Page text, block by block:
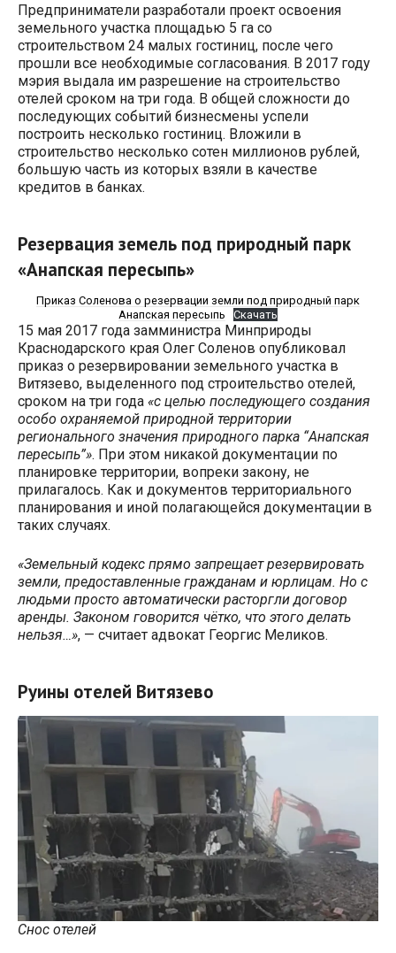
Предприниматели разработали проект освоения
земельного участка площадью 5 га со
строительством 24 малых гостиниц, после чего
прошли все необходимые согласования. В 2017 году
мэрия выдала им разрешение на строительство
отелей сроком на три года. В общей сложности до
последующих событий бизнесмены успели
построить несколько гостиниц. Вложили в
строительство несколько сотен миллионов рублей,
большую часть из которых взяли в качестве
кредитов в банках.
Резервация земель под природный парк
«Анапская пересыпь»
Приказ Соленова о резервации земли под природный парк
Анапская пересыпь
Скачать
15 мая 2017 года замминистра Минприроды
Краснодарского края Олег Соленов опубликовал
приказ о резервировании земельного участка в
Витязево, выделенного под строительство отелей,
сроком на три года «с целью последующего создания
особо охраняемой природной территории
регионального значения природного парка “Анапская
пересыпь”». При этом никакой документации по
планировке территории, вопреки закону, не
прилагалось. Как и документов территориального
планирования и иной полагающейся документации в
таких случаях.
«Земельный кодекс прямо запрещает резервировать
земли, предоставленные гражданам и юрлицам. Но с
людьми просто автоматически расторгли договор
аренды. Законом говорится чётко, что этого делать
нельзя…», — считает адвокат Георгис Меликов.
Руины отелей Витязево
Снос отелей